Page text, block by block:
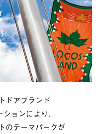
ドアブランド
ョンにより、
のテーマパークが